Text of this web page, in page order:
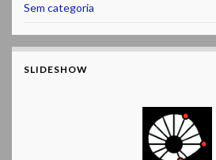
Sem categoria
SLIDESHOW